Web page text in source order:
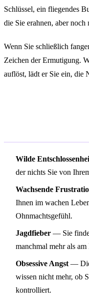
Schlüssel, ein fliegendes
die Sie erahnen, aber
Wenn Sie schließlich
Zeichen der Ermutigung.
auflöst, lädt er Sie ein, die
Wilde
der nichts Sie von
Wachsende
Ihnen im wachen
Ohnmachtsgefühl.
Jagdfieber — Sie
manchmal mehr als am
Obsessive Angst — Die
wissen nicht mehr, ob
kontrolliert.